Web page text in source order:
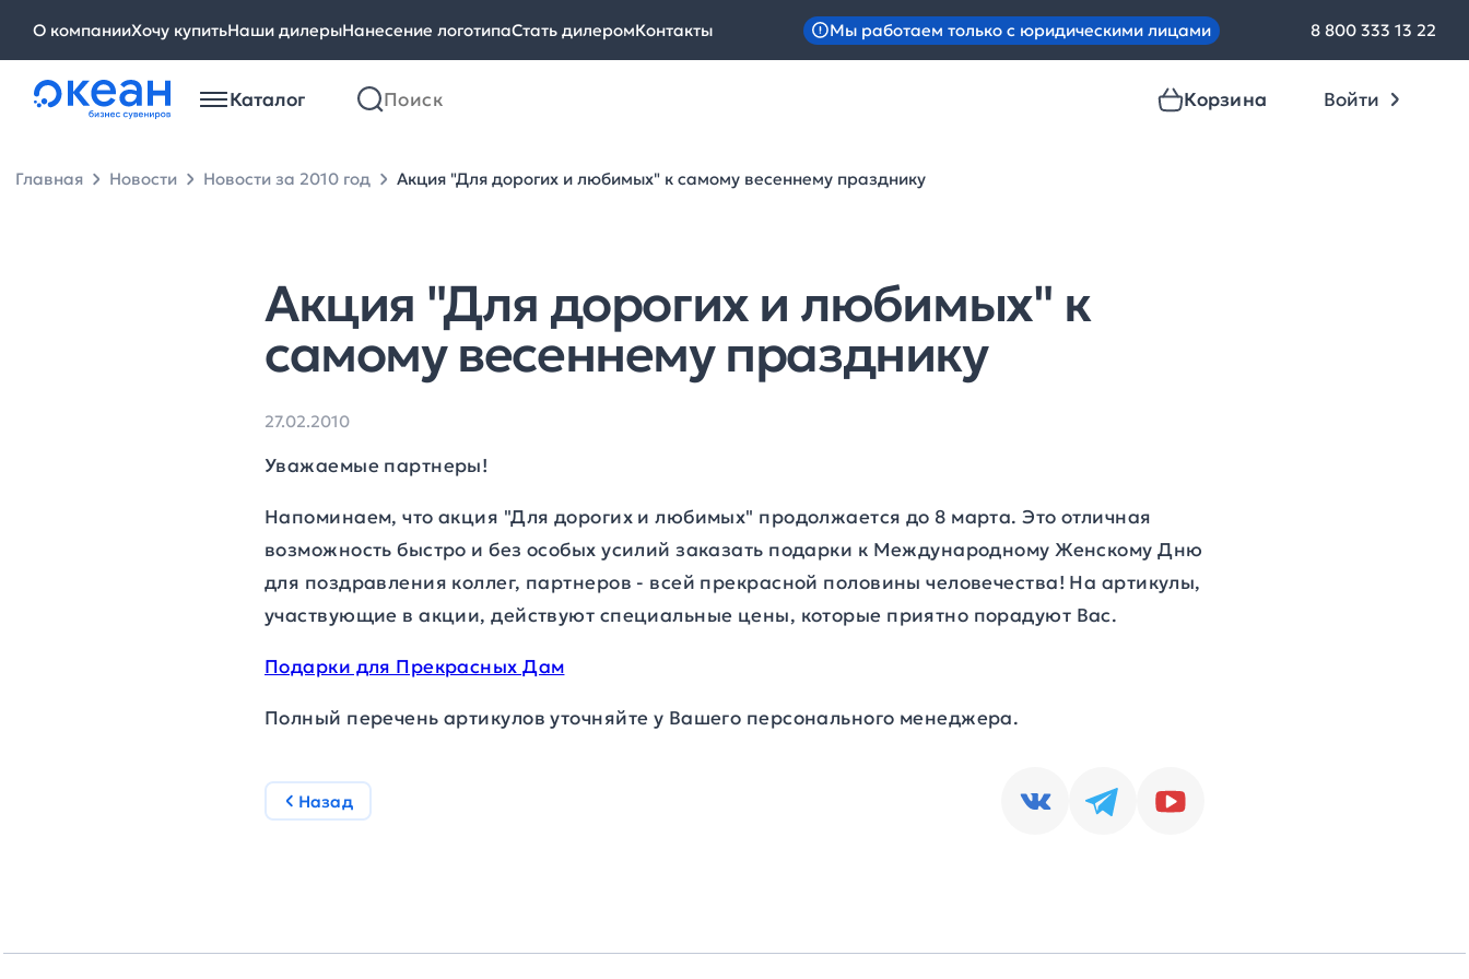
О компанииХочу купитьНаши дилерыНанесение логотипаСтать дилеромКонтакты Мы работаем только с юридическими лицами 8 800 333 13 22
Каталог Корзина Войти
Главная Новости Новости за 2010 год Акция "Для дорогих и любимых" к самому весеннему празднику
Акция "Для дорогих и любимых" к
самому весеннему празднику
27.02.2010
Уважаемые партнеры!
Напоминаем, что акция "Для дорогих и любимых" продолжается до 8 марта. Это отличная
возможность быстро и без особых усилий заказать подарки к Международному Женскому Дню
для поздравления коллег, партнеров - всей прекрасной половины человечества! На артикулы,
участвующие в акции, действуют специальные цены, которые приятно порадуют Вас.
Подарки для Прекрасных Дам
Полный перечень артикулов уточняйте у Вашего персонального менеджера.
Назад